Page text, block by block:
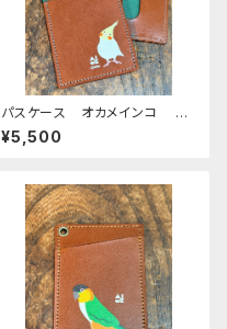
パスケース オカメインコ ル
チノー ブラウン ダークグリー
ン おかめいんこ ぽわんシリ
¥5,500